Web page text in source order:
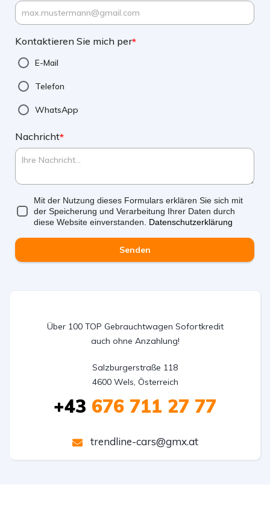
Kontaktieren Sie mich per*
E-Mail
Telefon
WhatsApp
Nachricht*
Mit der Nutzung dieses Formulars erklären Sie sich mit
der Speicherung und Verarbeitung Ihrer Daten durch
diese Website einverstanden. Datenschutzerklärung
Senden
Über 100 TOP Gebrauchtwagen Sofortkredit
auch ohne Anzahlung!
Salzburgerstraße 118
4600 Wels, Österreich
+43 676 711 27 77
trendline-cars@gmx.at